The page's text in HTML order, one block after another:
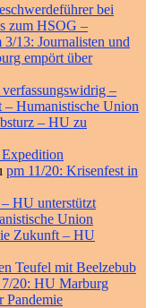
bei
zum HSOG –
3/13: Journalisten und
empört über
–
Humanistische Union
– HU zu
pm 11/20: Krisenfest in
HU unterstützt
Union
Zukunft – HU
Teufel mit Beelzebub
20: HU Marburg
Pandemie